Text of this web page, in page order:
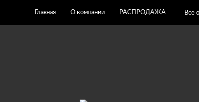
Главная О компании РАСПРОДАЖА Все